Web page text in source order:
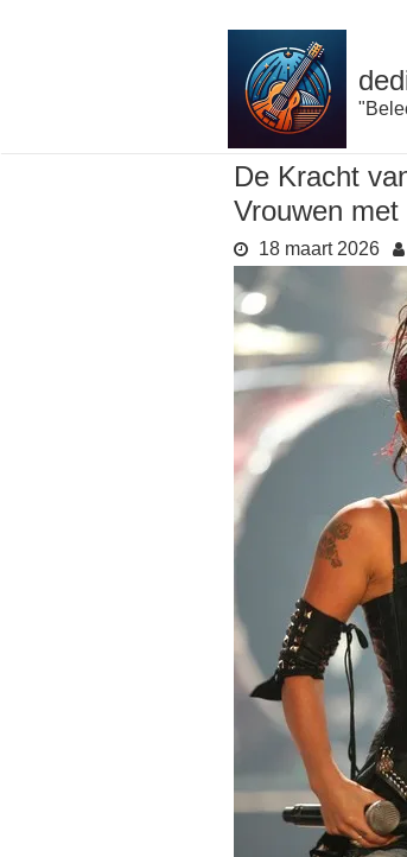
De Kracht
Vrouwen
18 maart 2026